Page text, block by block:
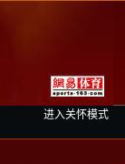
进入关怀模式